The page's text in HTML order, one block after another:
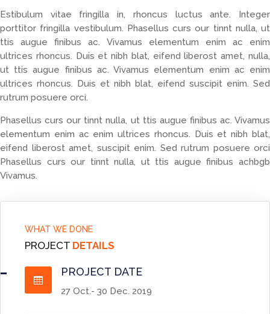
Estibulum vitae fringilla in, rhoncus luctus ante. Integer
porttitor fringilla vestibulum. Phasellus curs our tinnt nulla, ut
ttis augue finibus ac. Vivamus elementum enim ac enim
ultrices rhoncus. Duis et nibh blat, eifend liberost amet, nulla,
ut ttis augue finibus ac. Vivamus elementum enim ac enim
ultrices rhoncus. Duis et nibh blat, eifend suscipit enim. Sed
rutrum posuere orci.
Phasellus curs our tinnt nulla, ut ttis augue finibus ac. Vivamus
elementum enim ac enim ultrices rhoncus. Duis et nibh blat,
eifend liberost amet, suscipit enim. Sed rutrum posuere orci
Phasellus curs our tinnt nulla, ut ttis augue finibus achbgb
Vivamus.
WHAT WE DONE
PROJECT DETAILS

PROJECT DATE
27 Oct.- 30 Dec. 2019